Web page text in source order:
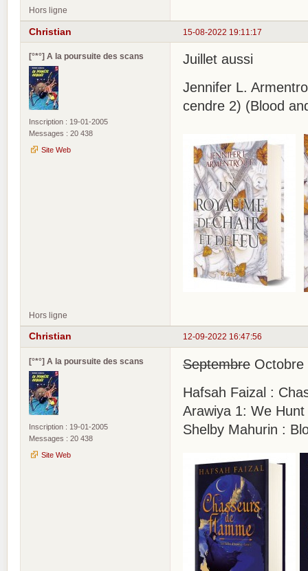
Hors ligne
15-08-2022 19:11:17
Christian
[°*°] A la poursuite des scans
Inscription : 19-01-2005
Messages : 20 438
Site Web
Juillet aussi
Jennifer L.
cendre 2) (Blood
Hors ligne
12-09-2022 16:47:56
Christian
[°*°] A la poursuite des scans
Inscription : 19-01-2005
Messages : 20 438
Site Web
Septembre Octobre
Hafsah Faizal :
Arawiya 1: We
Shelby Mahurin :